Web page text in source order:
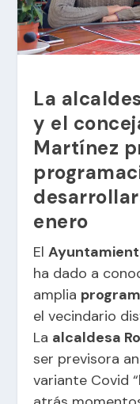
La
y el
Martínez
enero
El
ha dado a
amplia
el vecindario
La alcaldesa
ser previsora
variante Covid